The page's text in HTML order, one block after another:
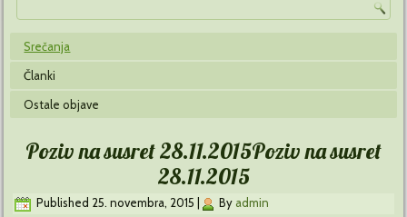
Srečanja
Članki
Ostale objave
Poziv na susret 28.11.2015Poziv na susret
28.11.2015
Published 25. novembra, 2015 By admin